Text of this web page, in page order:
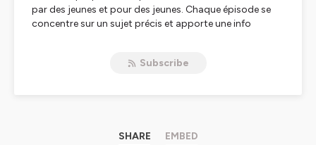
par des jeunes et pour des jeunes. Chaque épisode se
concentre sur un sujet précis et apporte une info
concrètes.. “Ouvre-la” est collaboratif, inclusif et
Bruxelles. Ouvre-la est donc la nouvelle caisse de
Subscribe
SHARE EMBED